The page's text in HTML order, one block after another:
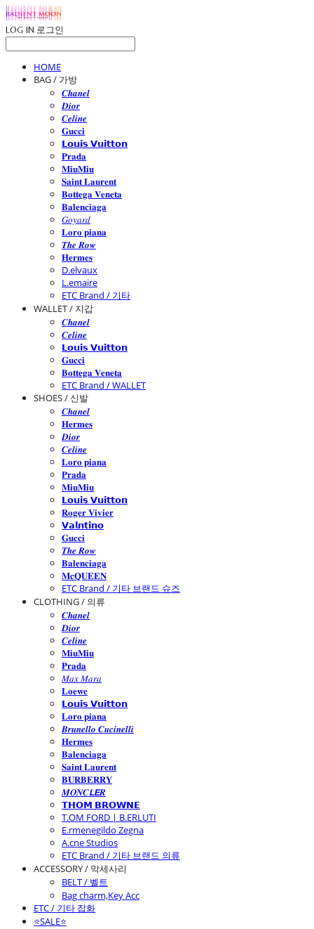
LOG IN 로그인
HOME
BAG / 가방
𝑪𝒉𝒂𝒏𝒆𝒍
𝑫𝒊𝒐𝒓
𝑪𝒆𝒍𝒊𝒏𝒆
𝐆𝐮𝐜𝐜𝐢
𝗟𝗼𝘂𝗶𝘀 𝗩𝘂𝗶𝘁𝘁𝗼𝗻
𝐏𝐫𝐚𝐝𝐚
𝐌𝐢𝐮𝐌𝐢𝐮
𝐒𝐚𝐢𝐧𝐭 𝐋𝐚𝐮𝐫𝐞𝐧𝐭
𝐁𝐨𝐭𝐭𝐞𝐠𝐚 𝐕𝐞𝐧𝐞𝐭𝐚
𝐁𝐚𝐥𝐞𝐧𝐜𝐢𝐚𝐠𝐚
𝐺𝑜𝑦𝑎𝑟𝑑
𝐋𝐨𝐫𝐨 𝐩𝐢𝐚𝐧𝐚
𝑻𝒉𝒆 𝑹𝒐𝒘
𝐇𝐞𝐫𝐦𝐞𝐬
D.elvaux
L.emaire
ETC Brand / 기타
WALLET / 지갑
𝑪𝒉𝒂𝒏𝒆𝒍
𝑪𝒆𝒍𝒊𝒏𝒆
𝗟𝗼𝘂𝗶𝘀 𝗩𝘂𝗶𝘁𝘁𝗼𝗻
𝐆𝐮𝐜𝐜𝐢
𝐁𝐨𝐭𝐭𝐞𝐠𝐚 𝐕𝐞𝐧𝐞𝐭𝐚
ETC Brand / WALLET
SHOES / 신발
𝑪𝒉𝒂𝒏𝒆𝒍
𝐇𝐞𝐫𝐦𝐞𝐬
𝑫𝒊𝒐𝒓
𝑪𝒆𝒍𝒊𝒏𝒆
𝐋𝐨𝐫𝐨 𝐩𝐢𝐚𝐧𝐚
𝐏𝐫𝐚𝐝𝐚
𝐌𝐢𝐮𝐌𝐢𝐮
𝗟𝗼𝘂𝗶𝘀 𝗩𝘂𝗶𝘁𝘁𝗼𝗻
𝐑𝐨𝐠𝐞𝐫 𝐕𝐢𝐯𝐢𝐞𝐫
𝗩𝗮𝗹𝗻𝘁𝗶𝗻𝗼
𝐆𝐮𝐜𝐜𝐢
𝑻𝒉𝒆 𝑹𝒐𝒘
𝐁𝐚𝐥𝐞𝐧𝐜𝐢𝐚𝐠𝐚
𝐌𝐜𝐐𝐔𝐄𝐄𝐍
ETC Brand / 기타 브랜드 슈즈
CLOTHING / 의류
𝑪𝒉𝒂𝒏𝒆𝒍
𝑫𝒊𝒐𝒓
𝑪𝒆𝒍𝒊𝒏𝒆
𝐌𝐢𝐮𝐌𝐢𝐮
𝐏𝐫𝐚𝐝𝐚
𝑀𝑎𝑥 𝑀𝑎𝑟𝑎
𝐋𝐨𝐞𝐰𝐞
𝗟𝗼𝘂𝗶𝘀 𝗩𝘂𝗶𝘁𝘁𝗼𝗻
𝐋𝐨𝐫𝐨 𝐩𝐢𝐚𝐧𝐚
𝑩𝒓𝒖𝒏𝒆𝒍𝒍𝒐 𝑪𝒖𝒄𝒊𝒏𝒆𝒍𝒍𝒊
𝐇𝐞𝐫𝐦𝐞𝐬
𝐁𝐚𝐥𝐞𝐧𝐜𝐢𝐚𝐠𝐚
𝐒𝐚𝐢𝐧𝐭 𝐋𝐚𝐮𝐫𝐞𝐧𝐭
𝐁𝐔𝐑𝐁𝐄𝐑𝐑𝐘
𝑴𝑶𝑵𝑪𝙇𝙀𝑹
𝗧𝗛𝗢𝗠 𝗕𝗥𝗢𝗪𝗡𝗘
T.OM FORD | B.ERLUTI
E.rmenegildo Zegna
A.cne Studios
ETC Brand / 기타 브랜드 의류
ACCESSORY / 악세사리
BELT / 벨트
Bag charm,Key Acc
ETC / 기타 잡화
⭐SALE⭐